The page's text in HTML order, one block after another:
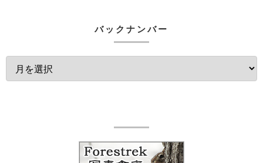
バックナンバー